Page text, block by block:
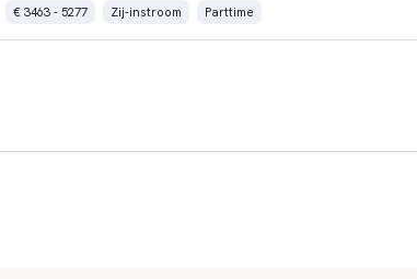
€ 3463 - 5277 Zij-instroom Parttime